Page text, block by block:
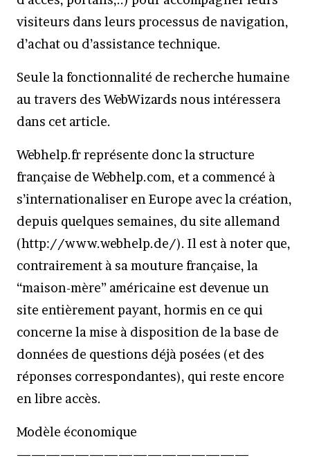
visiteurs dans leurs processus de navigation,
d’achat ou d’assistance technique.
Seule la fonctionnalité de recherche humaine
au travers des WebWizards nous intéressera
dans cet article.
Webhelp.fr représente donc la structure
française de Webhelp.com, et a commencé à
s’internationaliser en Europe avec la création,
depuis quelques semaines, du site allemand
(http://www.webhelp.de/). Il est à noter que,
contrairement à sa mouture française, la
“maison-mère” américaine est devenue un
site entièrement payant, hormis en ce qui
concerne la mise à disposition de la base de
données de questions déjà posées (et des
réponses correspondantes), qui reste encore
en libre accès.
Modèle économique
————————————————